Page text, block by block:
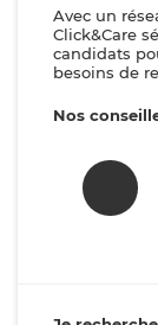
Avec un
Click&Care
candidats
besoins de
Nos